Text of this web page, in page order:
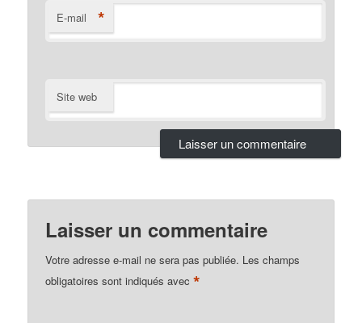
E-mail *
Site web
Laisser un commentaire
Votre adresse e-mail ne sera pas publiée. Les champs
obligatoires sont indiqués avec*